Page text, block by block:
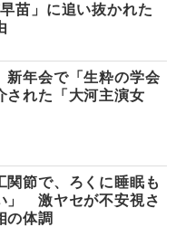
苗」に追い抜かれた
新年会で「生粋の学会
された「大河主演女
関節で、ろくに睡眠も
」 激ヤセが不安視さ
の体調